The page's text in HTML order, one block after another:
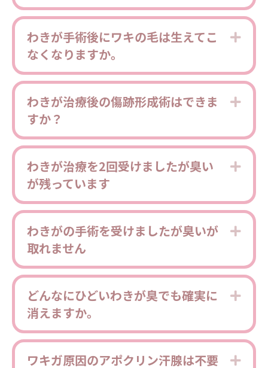
わきが手術後にワキの毛は生えてこ
なくなりますか。
わきが治療後の傷跡形成術はできま
すか？
わきが治療を2回受けましたが臭い
が残っています
わきがの手術を受けましたが臭いが
取れません
どんなにひどいわきが臭でも確実に
消えますか。
ワキガ原因のアポクリン汗腺は不要